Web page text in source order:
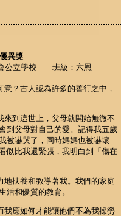
異獎
公立學校 班級：六恩
？古人認為許多的善行之中，
到這世上，父母就開始無微不
到父母對自己的愛。記得我五歲
被嚇哭了，同時媽媽也被嚇壞
似比我還緊張，我明白到「傷在
扶養和教導著我。我們的家庭
活和優質的教育。
我應如何才能讓他們不為我操勞